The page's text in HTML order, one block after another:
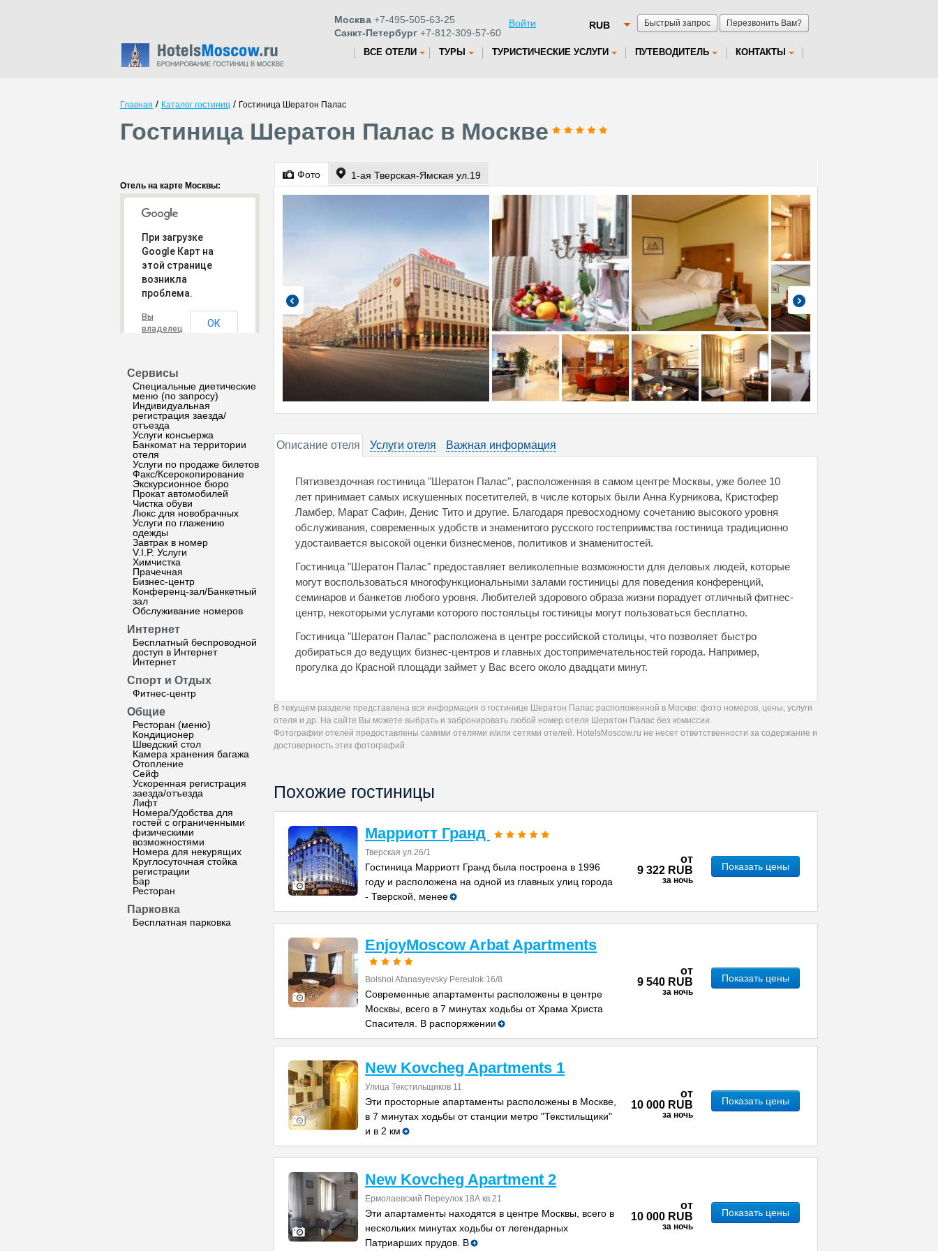
Быстрый запрос Перезвонить Вам?
Москва +7-495-505-63-25
Санкт-Петербург +7-812-309-57-60
Войти
ВСЕ ОТЕЛИ ТУРЫ ТУРИСТИЧЕСКИЕ УСЛУГИ ПУТЕВОДИТЕЛЬ КОНТАКТЫ
Главная / Каталог гостиниц / Гостиница Шератон Палас
Гостиница Шератон Палас в Москве
Отель на карте Москвы:
При загрузке
Google Карт на
этой странице
возникла
проблема.
Вы
владелец
ОК
Сервисы
Специальные диетические
меню (по запросу)
Индивидуальная
регистрация заезда/
отъезда
Услуги консьержа
Банкомат на территории
отеля
Услуги по продаже билетов
Факс/Ксерокопирование
Экскурсионное бюро
Прокат автомобилей
Чистка обуви
Люкс для новобрачных
Услуги по глажению
одежды
Завтрак в номер
V.I.P. Услуги
Химчистка
Прачечная
Бизнес-центр
Конференц-зал/Банкетный
зал
Обслуживание номеров
Интернет
Бесплатный беспроводной
доступ в Интернет
Интернет
Спорт и Отдых
Фитнес-центр
Общие
Ресторан (меню)
Кондиционер
Шведский стол
Камера хранения багажа
Отопление
Сейф
Ускоренная регистрация
заезда/отъезда
Лифт
Номера/Удобства для
гостей с ограниченными
физическими
возможностями
Номера для некурящих
Круглосуточная стойка
регистрации
Бар
Ресторан
Парковка
Бесплатная парковка
Фото 1-ая Тверская-Ямская ул.19
Описание отеля Услуги отеля Важная информация
Пятизвездочная гостиница "Шератон Палас", расположенная в самом центре Москвы, уже более 10
лет принимает самых искушенных посетителей, в числе которых были Анна Курникова, Кристофер
Ламбер, Марат Сафин, Денис Тито и другие. Благодаря превосходному сочетанию высокого уровня
обслуживания, современных удобств и знаменитого русского гостеприимства гостиница традиционно
удостаивается высокой оценки бизнесменов, политиков и знаменитостей.
Гостиница "Шератон Палас" предоставляет великолепные возможности для деловых людей, которые
могут воспользоваться многофункциональными залами гостиницы для поведения конференций,
семинаров и банкетов любого уровня. Любителей здорового образа жизни порадует отличный фитнес-
центр, некоторыми услугами которого постояльцы гостиницы могут пользоваться бесплатно.
Гостиница "Шератон Палас" расположена в центре российской столицы, что позволяет быстро
добираться до ведущих бизнес-центров и главных достопримечательностей города. Например,
прогулка до Красной площади займет у Вас всего около двадцати минут.
В текущем разделе представлена вся информация о гостинице Шератон Палас расположенной в Москве: фото номеров, цены, услуги
отеля и др. На сайте Вы можете выбрать и забронировать любой номер отеля Шератон Палас без комиссии.
Фотографии отелей предоставлены самими отелями и/или сетями отелей. HotelsMoscow.ru не несет ответственности за содержание и
достоверность этих фотографий.
Похожие гостиницы
Марриотт Гранд
Тверская ул.26/1
Гостиница Марриотт Гранд была построена в 1996
году и расположена на одной из главных улиц города
- Тверской, менее
от
9 322 RUB
за ночь
Показать цены
EnjoyMoscow Arbat Apartments
Bolshoi Afanasyevsky Pereulok 16/8
Современные апартаменты расположены в центре
Москвы, всего в 7 минутах ходьбы от Храма Христа
Спасителя. В распоряжении
от
9 540 RUB
за ночь
Показать цены
New Kovcheg Apartments 1
Улица Текстильщиков 11
Эти просторные апартаменты расположены в Москве,
в 7 минутах ходьбы от станции метро "Текстильщики"
и в 2 км
от
10 000 RUB
за ночь
Показать цены
New Kovcheg Apartment 2
Ермолаевский Переулок 18А кв.21
Эти апартаменты находятся в центре Москвы, всего в
нескольких минутах ходьбы от легендарных
Патриарших прудов. В
от
10 000 RUB
за ночь
Показать цены